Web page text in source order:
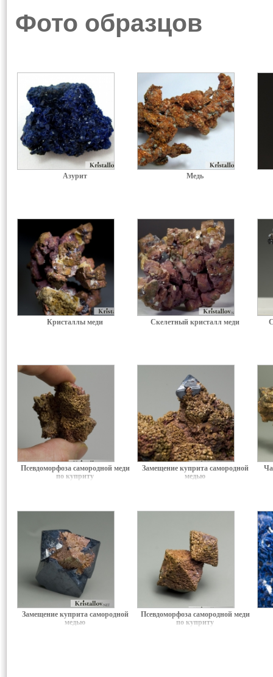
Фото образцов
Азурит Медь
Кристаллы меди Скелетный кристалл меди
Псевдоморфоза самородной меди
по куприту
Замещение куприта самородной
медью
Замещение куприта самородной
медью
Псевдоморфоза самородной меди
по куприту